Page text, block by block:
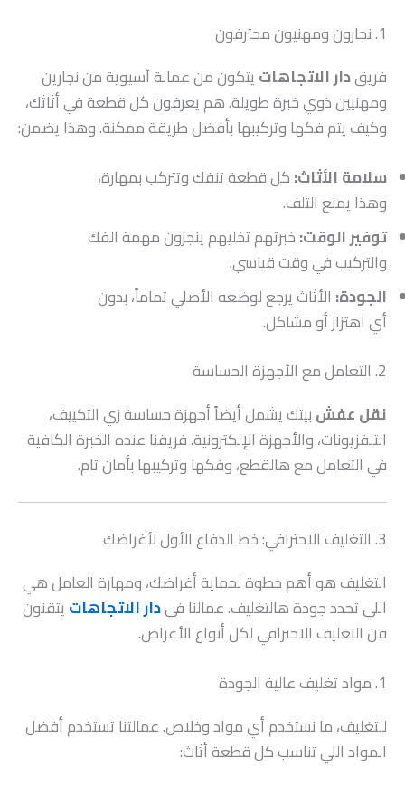
1. نجارون ومهنيون محترفون
فريقدار الاتجاهاتيتكون من عمالة آسيوية من نجارين
ومهنيين ذوي خبرة طويلة. هم يعرفون كل قطعة في أثاثك،
وكيف يتم فكها وتركيبها بأفضل طريقة ممكنة. وهذا يضمن:
سلامة الأثاث:كل قطعة تنفك وتتركب بمهارة،
وهذا يمنع التلف.
توفير الوقت:خبرتهم تخليهم ينجزون مهمة الفك
والتركيب في وقت قياسي.
الجودة: الأثاث يرجع لوضعه الأصلي تماماً، بدون
أي اهتزاز أو مشاكل.
2. التعامل مع الأجهزة الحساسة
نقل عفشبيتك يشمل أيضاً أجهزة حساسة زي التكييف،
التلفزيونات، والأجهزة الإلكترونية. فريقنا عنده الخبرة الكافية
في التعامل مع هالقطع، وفكها وتركيبها بأمان تام.
3. التغليف الاحترافي: خط الدفاع الأول لأغراضك
التغليف هو أهم خطوة لحماية أغراضك، ومهارة العامل هي
اللي تحدد جودة هالتغليف. عمالنا فيدار الاتجاهاتيتقنون
فن التغليف الاحترافي لكل أنواع الأغراض.
1. مواد تغليف عالية الجودة
للتغليف، ما نستخدم أي مواد وخلاص. عمالتنا تستخدم أفضل
المواد اللي تناسب كل قطعة أثاث: